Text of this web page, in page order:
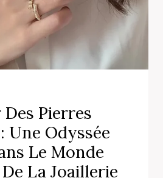
Pierres
Une Odyssée
Le Monde
La Joaillerie